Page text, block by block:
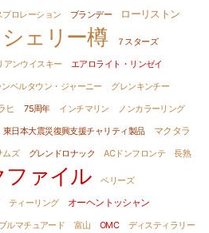
プロレーション ブランデー ローリストン
シェリー樽 ７スターズ
アンウイスキー エアロライト・リンゼイ
ンベルタウン・ジャーニー
グレンキンチー
ヒ 75周年 インチマリン
ノンカラーリング
東日本大震災復興支援チャリティ製品
マクタラ
ムズ グレンドロナック ACドンフロンテ 長熟
ファイル ベリーズ
ティーリング
オーヘントッシャン
ルマチュアード 富山 OMC
ディスティラリー